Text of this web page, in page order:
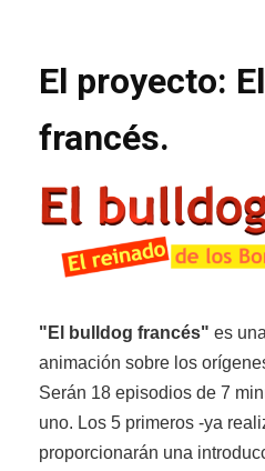
El proyecto:
francés.
"El bulldog francés" es
animación sobre los
Serán 18 episodios de 7
uno. Los 5 primeros -ya
proporcionarán una